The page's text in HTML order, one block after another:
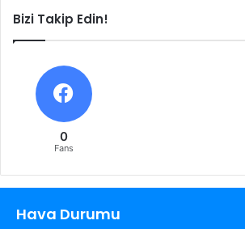
Bizi Takip Edin!
0
Fans
Hava Durumu